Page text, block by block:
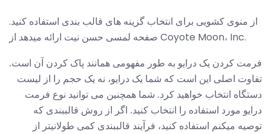
از منوی کشویی برای انتخاب گزینه های قالب بندی استفاده کنید.
صفحه لمسی حسن نیت ارائه میدهد از Coyote Moon، Inc.
فرمت کردن یک درایو به طور مفهومی همانند پاک کردن آن است.
تفاوت اصلی این است که شما یک درایو، نه یک حجم را از لیست
دستگاه انتخاب خواهید کرد. شما همچنین می توانید نوع فرمت
درایو مورد استفاده را انتخاب کنید. اگر از روش قالببندی که
توصیه میکنم استفاده کنید، فرآیند قالببندی کمی طولانیتر از